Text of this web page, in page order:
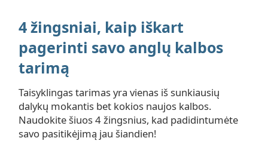
4 žingsniai, kaip iškart
pagerinti savo anglų kalbos
tarimą
Taisyklingas tarimas yra vienas iš sunkiausių
dalykų mokantis bet kokios naujos kalbos.
Naudokite šiuos 4 žingsnius, kad padidintumėte
savo pasitikėjimą jau šiandien!